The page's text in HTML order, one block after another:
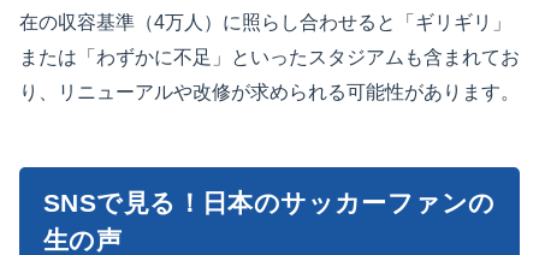
在の収容基準（4万人）に照らし合わせると「ギリギリ」
または「わずかに不足」といったスタジアムも含まれてお
り、リニューアルや改修が求められる可能性があります。
SNSで見る！日本のサッカーファンの
生の声